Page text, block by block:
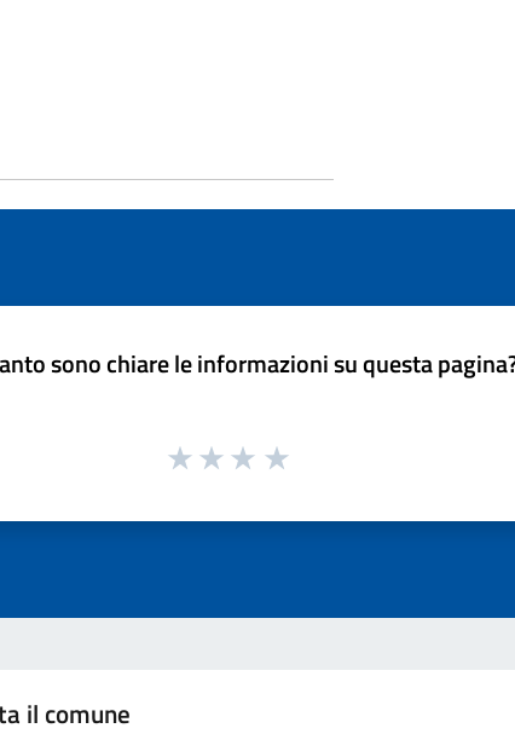
sono chiare le informazioni su questa
il comune